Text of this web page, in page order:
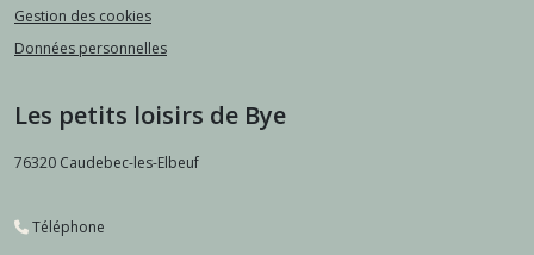
Gestion des cookies
Données personnelles
Les petits loisirs de Bye
76320 Caudebec-les-Elbeuf
Téléphone